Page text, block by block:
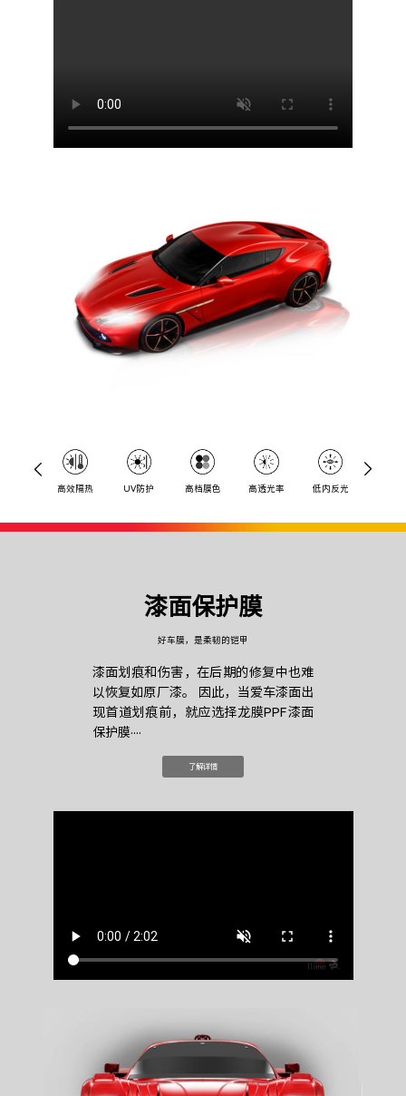
高效隔热 UV防护 高档膜色 高透光率 低内反光
漆面保护膜
好车膜，是柔韧的铠甲
漆面划痕和伤害，在后期的修复中也难
以恢复如原厂漆。 因此，当爱车漆面出
现首道划痕前，就应选择龙膜PPF漆面
保护膜····
了解详情